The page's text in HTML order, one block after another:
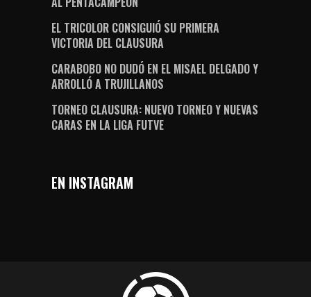
EL TRICOLOR CONSIGUIÓ SU PRIMERA
VICTORIA DEL CLAUSURA
CARABOBO NO DUDÓ EN EL MISAEL DELGADO Y
ARROLLÓ A TRUJILLANOS
TORNEO CLAUSURA: NUEVO TORNEO Y NUEVAS
CARAS EN LA LIGA FUTVE
EN INSTAGRAM